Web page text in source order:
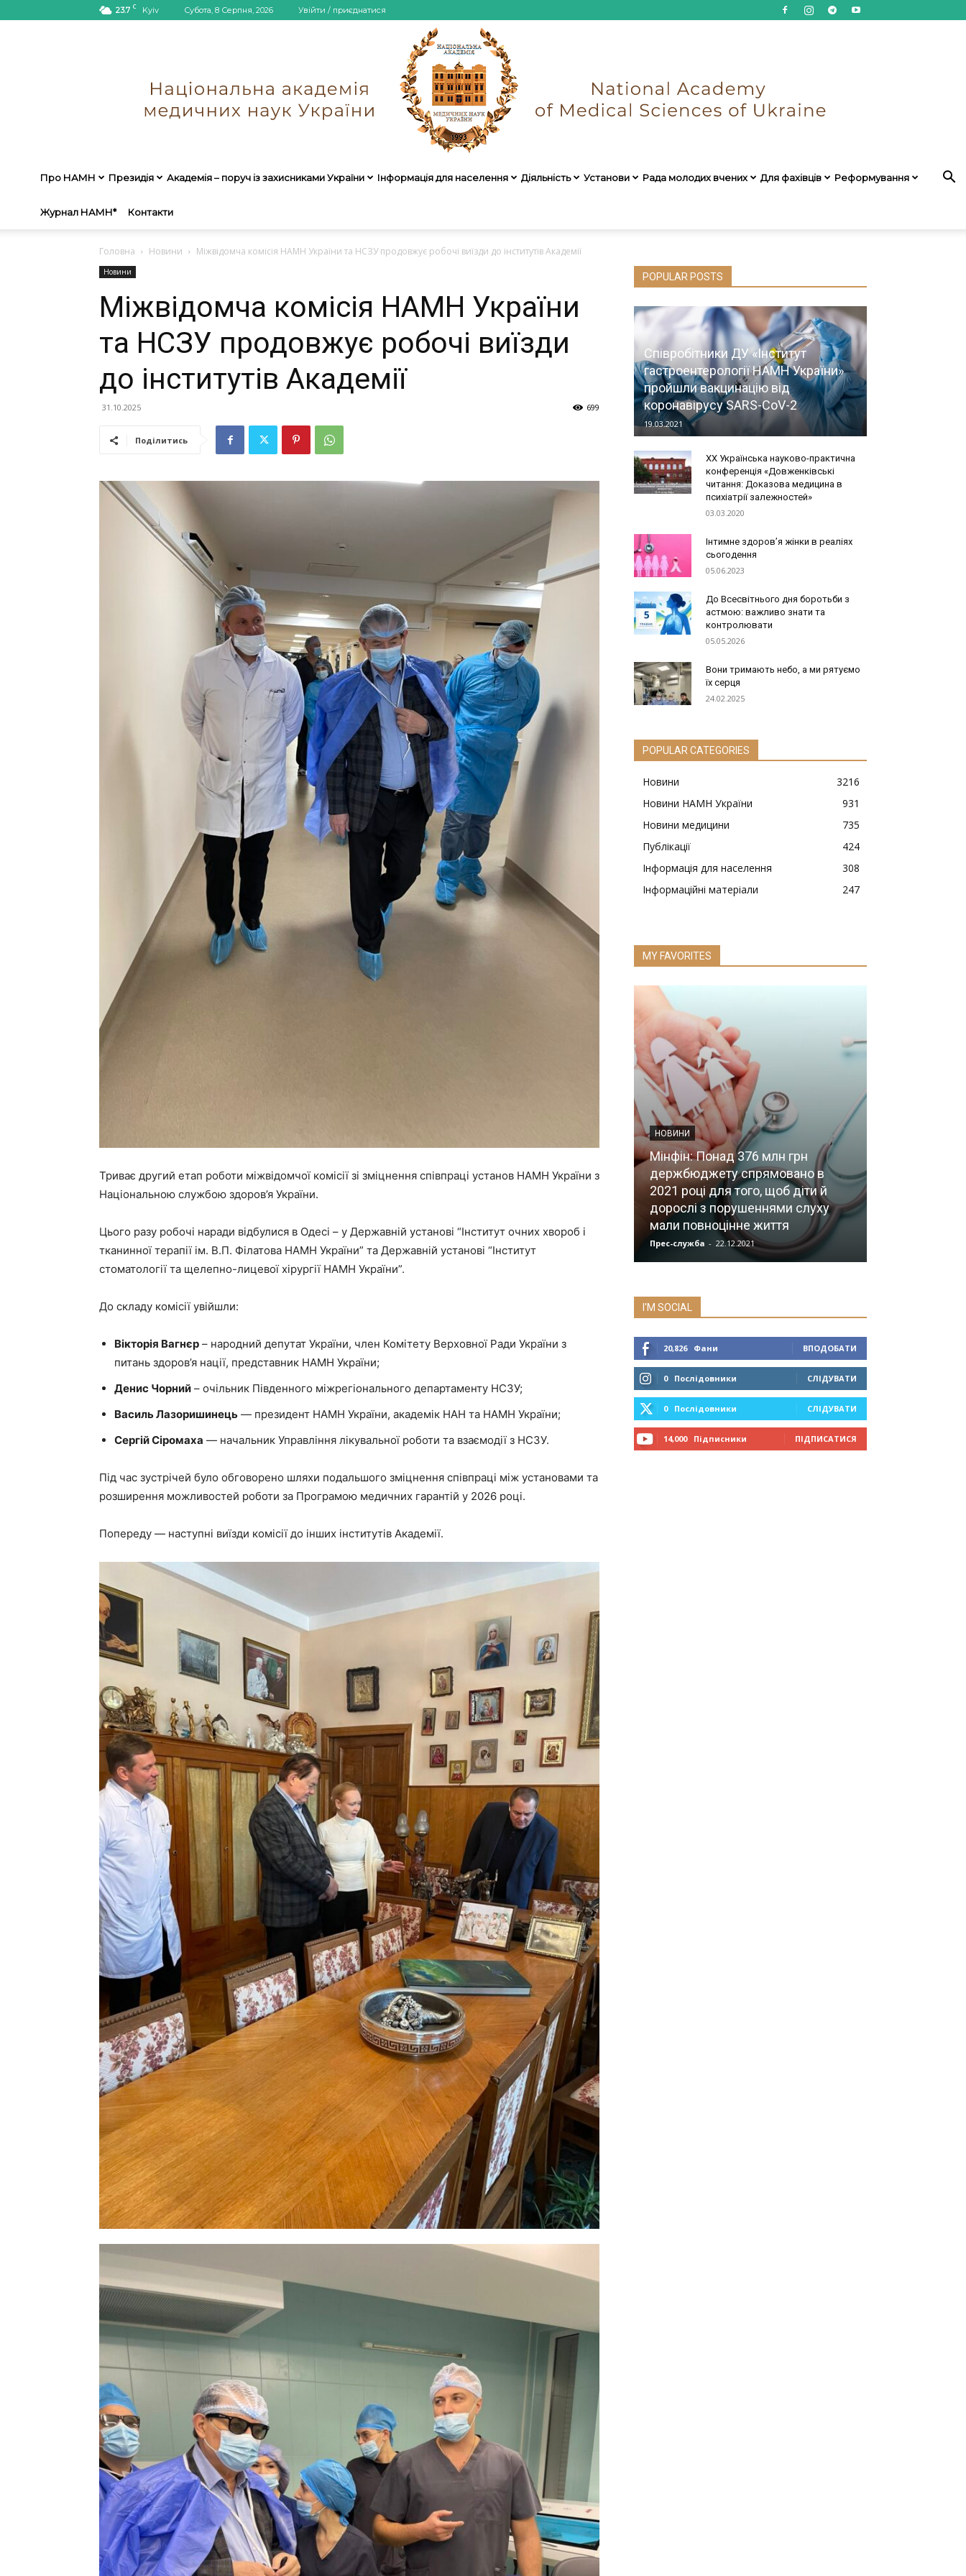
23.7 C Kyiv Субота, 8 Серпня, 2026 Увійти / приєднатися
України
Про НАМН Президія Академія – поруч із захисниками України Інформація для населення Діяльність Установи Рада молодих вчених Для фахівців Реформування
Журнал НАМН* Контакти
Головна Новини Міжвідомча комісія НАМН України та НСЗУ продовжує робочі виїзди до інститутів Академії
Новини
Міжвідомча комісія НАМН України
та НСЗУ продовжує робочі виїзди
до інститутів Академії
31.10.2025 699
Поділитись
Триває другий етап роботи міжвідомчої комісії зі зміцнення співпраці установ НАМН України з
Національною службою здоров’я України.
Цього разу робочі наради відбулися в Одесі – у Державній установі “Інститут очних хвороб і
тканинної терапії ім. В.П. Філатова НАМН України” та Державній установі “Інститут
стоматології та щелепно-лицевої хірургії НАМН України”.
До складу комісії увійшли:
Вікторія Вагнєр – народний депутат України, член Комітету Верховної Ради України з
питань здоров’я нації, представник НАМН України;
Денис Чорний – очільник Південного міжрегіонального департаменту НСЗУ;
Василь Лазоришинець — президент НАМН України, академік НАН та НАМН України;
Сергій Сіромаха — начальник Управління лікувальної роботи та взаємодії з НСЗУ.
Під час зустрічей було обговорено шляхи подальшого зміцнення співпраці між установами та
розширення можливостей роботи за Програмою медичних гарантій у 2026 році.
Попереду — наступні виїзди комісії до інших інститутів Академії.
POPULAR POSTS
Співробітники ДУ «Інститут
гастроентерології НАМН України»
пройшли вакцинацію від
коронавірусу SARS-CoV-2
19.03.2021
ХХ Українська науково-практична
конференція «Довженківські
читання: Доказова медицина в
психіатрії залежностей»
03.03.2020
Інтимне здоров’я жінки в реаліях
сьогодення
05.06.2023
До Всесвітнього дня боротьби з
астмою: важливо знати та
контролювати
05.05.2026
Вони тримають небо, а ми рятуємо
їх серця
24.02.2025
POPULAR CATEGORIES
Новини
3216
Новини НАМН України
931
Новини медицини
735
Публікації
424
Інформація для населення
308
Інформаційні матеріали
247
MY FAVORITES
НОВИНИ
Мінфін: Понад 376 млн грн
держбюджету спрямовано в
2021 році для того, щоб діти й
дорослі з порушеннями слуху
мали повноцінне життя
Прес-служба - 22.12.2021
I'M SOCIAL
20,826 Фани ВПОДОБАТИ
0 Послідовники СЛІДУВАТИ
0 Послідовники СЛІДУВАТИ
14,000 Підписники ПІДПИСАТИСЯ